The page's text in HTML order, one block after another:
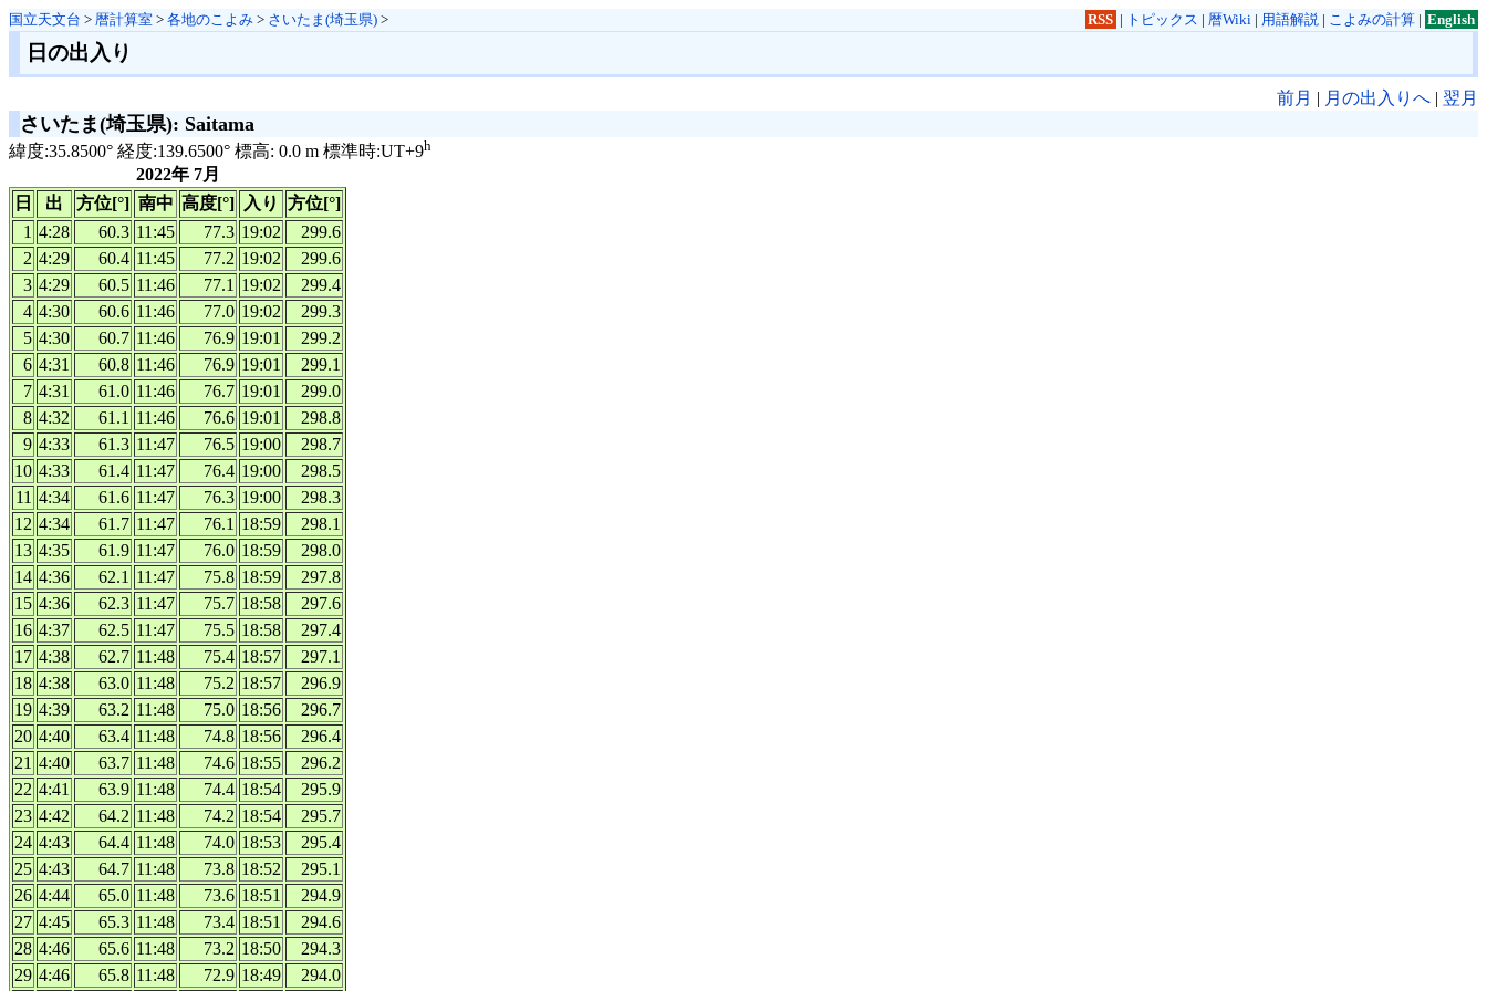
国立天文台 > 暦計算室 > 各地のこよみ > さいたま(埼玉県) > RSS | トピックス | 暦Wiki| 用語解説| こよみの計算| English
日の出入り
前月 | 月の出入りへ | 翌月
さいたま(埼玉県): Saitama
緯度:35.8500° 経度:139.6500° 標高: 0.0 m 標準時:UT+9h
2022年 7月
日
出 方位[°] 南中 高度[°] 入り
方位[°]
1 4:28 60.3 11:45 77.3 19:02
299.6
2 4:29 60.4 11:45 77.2 19:02
299.6
3 4:29 60.5 11:46 77.1 19:02
299.4
4 4:30 60.6 11:46 77.0 19:02
299.3
5 4:30 60.7 11:46 76.9 19:01
299.2
6 4:31 60.8 11:46 76.9 19:01
299.1
7 4:31 61.0 11:46 76.7 19:01
299.0
8 4:32 61.1 11:46 76.6 19:01
298.8
9 4:33 61.3 11:47 76.5 19:00
298.7
10 4:33 61.4 11:47 76.4 19:00
298.5
11 4:34 61.6 11:47 76.3 19:00
298.3
12 4:34 61.7 11:47 76.1 18:59
298.1
13 4:35 61.9 11:47 76.0 18:59
298.0
14 4:36 62.1 11:47 75.8 18:59
297.8
15 4:36 62.3 11:47 75.7 18:58
297.6
16 4:37 62.5 11:47 75.5 18:58
297.4
17 4:38 62.7 11:48 75.4 18:57
297.1
18 4:38 63.0 11:48 75.2 18:57
296.9
19 4:39 63.2 11:48 75.0 18:56
296.7
20 4:40 63.4 11:48 74.8 18:56
296.4
21 4:40 63.7 11:48 74.6 18:55
296.2
22 4:41 63.9 11:48 74.4 18:54
295.9
23 4:42 64.2 11:48 74.2 18:54
295.7
24 4:43 64.4 11:48 74.0 18:53
295.4
25 4:43 64.7 11:48 73.8 18:52
295.1
26 4:44 65.0 11:48 73.6 18:51
294.9
27 4:45 65.3 11:48 73.4 18:51
294.6
28 4:46 65.6 11:48 73.2 18:50
294.3
29 4:46 65.8 11:48 72.9 18:49 294.0